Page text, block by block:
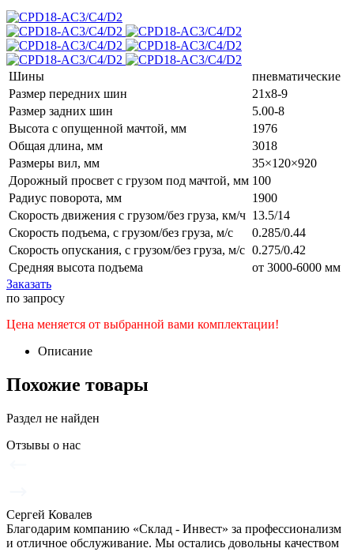
Шины
пневматические
Размер передних шин
21х8-9
Размер задних шин
5.00-8
Высота с опущенной мачтой, мм
1976
Общая длина, мм
3018
Размеры вил, мм
35×120×920
Дорожный просвет с грузом под мачтой, мм 100
Радиус поворота, мм
1900
Скорость движения с грузом/без груза, км/ч 13.5/14
Скорость подъема, с грузом/без груза, м/с
0.285/0.44
Скорость опускания, с грузом/без груза, м/с 0.275/0.42
Средняя высота подъема
от 3000-6000 мм
Заказать
по запросу
Цена меняется от выбранной вами комплектации!
Описание
Похожие товары
Раздел не найден
Отзывы о нас
Сергей Ковалев
Благодарим компанию «Склад - Инвест» за профессионализм
и отличное обслуживание. Мы остались довольны качеством